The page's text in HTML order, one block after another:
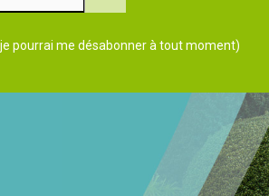
pourrai me désabonner à tout moment)